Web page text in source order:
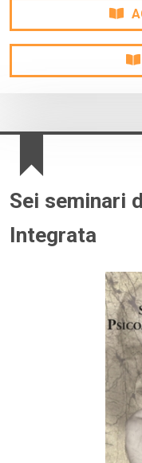
Sei seminari
Integrata